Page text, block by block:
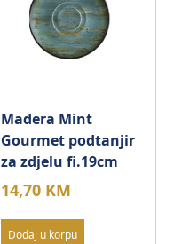
Madera Mint
Gourmet podtanjir
za zdjelu fi.19cm
14,70 KM
Dodaj u korpu